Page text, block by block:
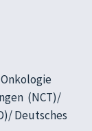
(NCT)/
Deutsches